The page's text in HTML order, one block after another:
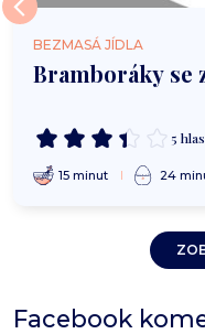
BEZMASÁ JÍDLA
Bramboráky se
5
15 minut 24
Facebook